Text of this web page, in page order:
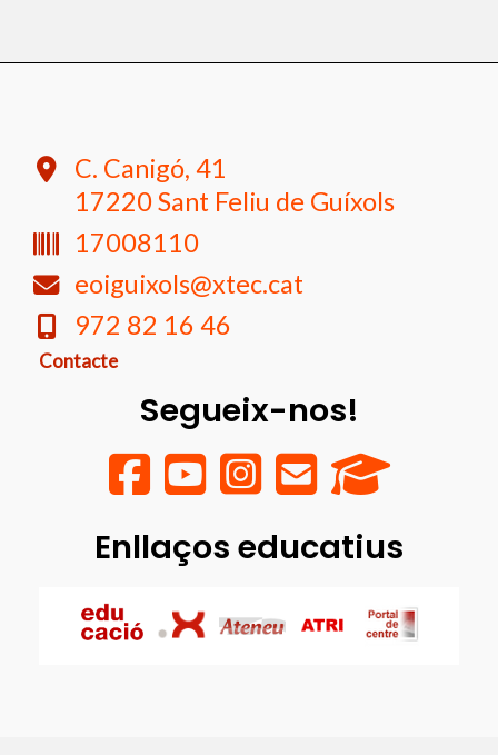
C. Canigó, 41
17220 Sant Feliu de Guíxols
17008110
eoiguixols@xtec.cat
972 82 16 46
Contacte
Segueix-nos!
Enllaços educatius